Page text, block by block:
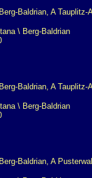
\ Berg-Baldrian
\ Berg-Baldrian